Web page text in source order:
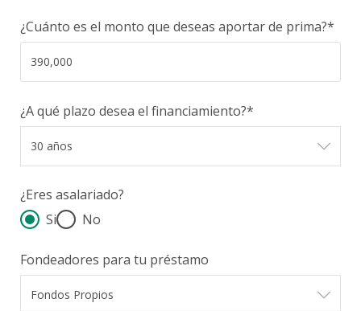
¿Cuánto es el monto que deseas aportar de prima?*
¿A qué plazo desea el financiamiento?*
¿Eres asalariado?
Si
No
Fondeadores para tu préstamo